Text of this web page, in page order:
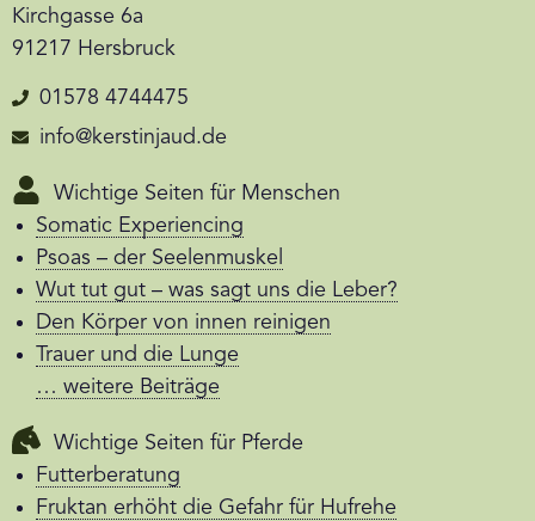
Kirchgasse 6a
91217 Hersbruck
01578 4744475
info@kerstinjaud.de
Wichtige Seiten für Menschen
Somatic Experiencing
Psoas – der Seelenmuskel
Wut tut gut – was sagt uns die Leber?
Den Körper von innen reinigen
Trauer und die Lunge
… weitere Beiträge
Wichtige Seiten für Pferde
Futterberatung
Fruktan erhöht die Gefahr für Hufrehe